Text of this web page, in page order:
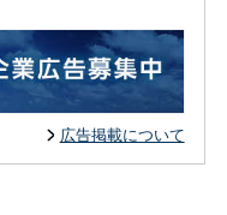
広告掲載について